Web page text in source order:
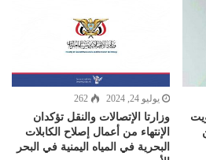
يوليو 24, 2024 262
وزارتا الإتصالات والنقل تؤكدان
الإنتهاء من أعمال إصلاح الكابلات
البحرية في المياه اليمنية في البحر